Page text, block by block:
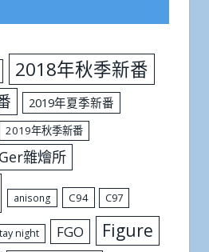
2018年秋季新番
2019年夏季新番
2019年秋季新番
雜燴所
anisong C94 C97
night FGO Figure